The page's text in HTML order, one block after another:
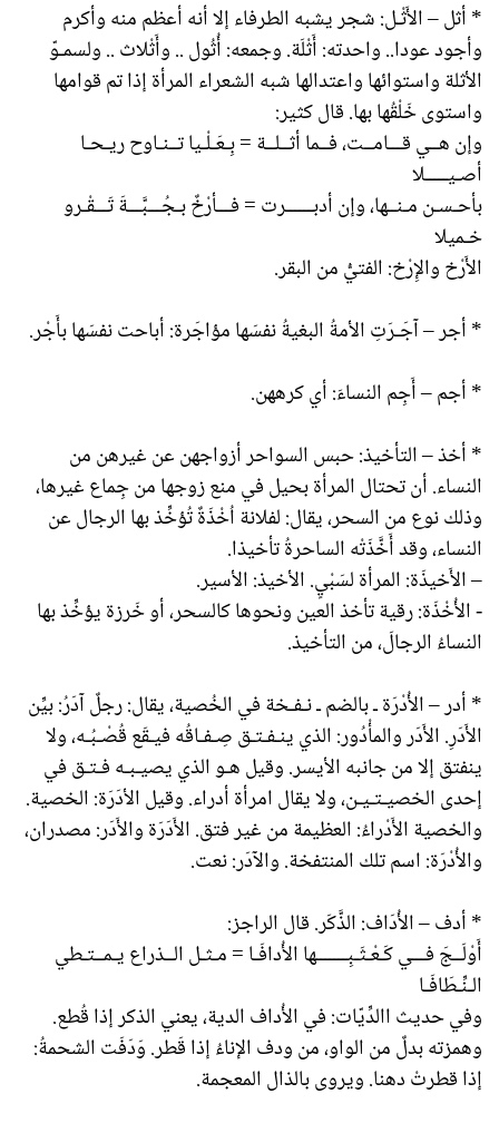
* أثل – الأَثْـل: شجر يشبه الطرفاء إلا أنه أعظم منه وأكرم
وأجود عودا.. واحدته: أَثْلَة. وجمعه: أُثُول .. وأَثْلاث .. ولسمـوّ
الأثلة واستوائها واعتدالها شبه الشعراء المرأة إذا تم قوامها
واستوى خَلْقُها بها. قال كثير:
وإن هــي قـــامــت، فــما أثــلــة = بِـعَـلْـيا تــنـاوح ريـحـا
أصـيـــــلا
بأحـسـن مـنــها، وإن أدبــــــرت = فـــأرْخٌ بـجُـــبَّـــةَ تَـــقْـرو
خـميلا
الأَرْخ والإِرْخ: الفتيُّ من البقر.
* أجر – آجَـرَتِ الأمةُ البغيةُ نفسَها مؤاجَرة: أباحت نفسَها بأَجْر.
* أجم – أَجِم النساءَ: أي كرههن.
* أخذ – التأخيذ: حبس السواحر أزواجهن عن غيرهن من
النساء. أن تحتال المرأة بحيل في منع زوجها من جِماع غيرها،
وذلك نوع من السحر، يقال: لفلانة اُخْذَةٌ تُؤخِّذ بها الرجال عن
النساء، وقد أَخَّذَتْه الساحرةُ تأخيذا.
– الأَخيذَة: المرأة لسَبْيٍ. الأخيذ: الأسير.
- الأُخْذَة: رقية تأخذ العين ونحوها كالسحر، أو خَرزة يؤخِّذ بها
النساءُ الرجالَ، من التأخيذ.
* أدر – الأُدْرَة ـ بالضم ـ نـفـخة في الخُصية، يقال: رجلٌ آدَرُ: بيِّن
الأَدَرِ. الأَدَر والمأْدُور: الذي ينـفـتـق صِـفـاقُه فيـقَع قُصْـبُـه، ولا
ينفتق إلا من جانبه الأيسر. وقيل هـو الذي يصيـبـه فـتـق في
إحدى الخصيـتـيـن، ولا يقال امرأة أدراء. وقيل الأدَرَة: الخصية.
والخصية الأَدْراءُ: العظيمة من غير فتق. الأَدَرَة والأَدَر: مصدران،
والأُدْرَة: اسم تلك المنتفخة. والآدَر: نعت.
* أدف – الأُدَاف: الذَّكَر. قال الراجز:
أَوْلَــجَ فـــي كَـعْـثَـبِـــــــها الأُدافَـا = مـثـل الــذراع يـمــتـطي
الـنِّـطَافَـا
وفي حديث االدِّيّات: في الأُداف الدية، يعني الذكر إذا قُطع.
وهمزته بدلٌ من الواو، من ودف الإناءُ إذا قَطر. وَدَفَت الشحمةُ:
إذا قطرتْ دهنا. ويروى بالذال المعجمة.